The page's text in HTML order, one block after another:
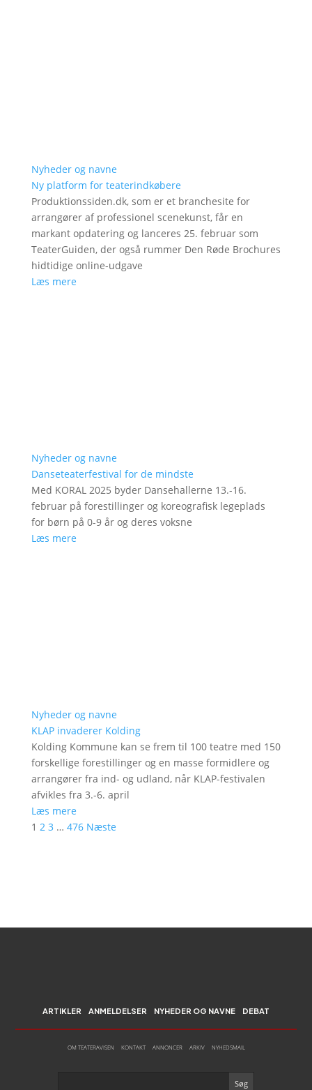
Nyheder og navne
Ny platform for teaterindkøbere
Produktionssiden.dk, som er et branchesite for
arrangører af professionel scenekunst, får en
markant opdatering og lanceres 25. februar som
TeaterGuiden, der også rummer Den Røde Brochures
hidtidige online-udgave
Læs mere
Nyheder og navne
Danseteaterfestival for de mindste
Med KORAL 2025 byder Dansehallerne 13.-16.
februar på forestillinger og koreografisk legeplads
for børn på 0-9 år og deres voksne
Læs mere
Nyheder og navne
KLAP invaderer Kolding
Kolding Kommune kan se frem til 100 teatre med 150
forskellige forestillinger og en masse formidlere og
arrangører fra ind- og udland, når KLAP-festivalen
afvikles fra 3.-6. april
Læs mere
1 2 3 … 476 Næste
ARTIKLER ANMELDELSER NYHEDER OG NAVNE DEBAT
OM TEATERAVISEN KONTAKT ANNONCER ARKIV NYHEDSMAIL